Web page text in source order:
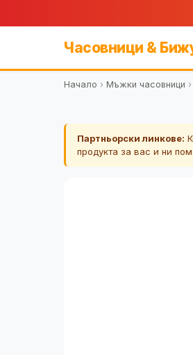
Часовници &
Начало › Мъжки часовници ›
Партньорски линкове:
продукта за вас и ни